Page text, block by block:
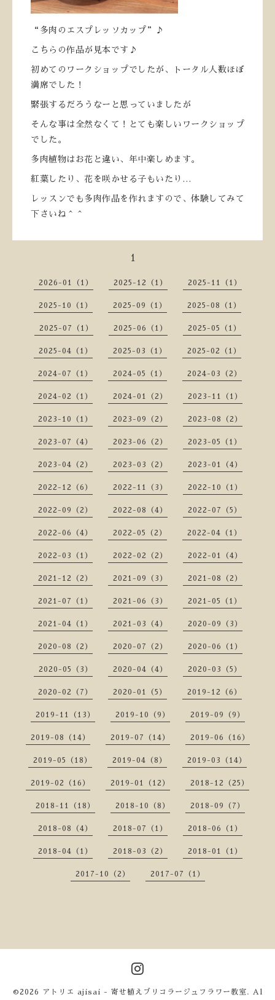
“多肉のエスプレッソカップ”♪
こちらの作品が見本です♪
初めてのワークショップでしたが、トータル人数ほぼ
満席でした！
緊張するだろうなーと思っていましたが
そんな事は全然なくて！とても楽しいワークショップ
でした。
多肉植物はお花と違い、年中楽しめます。
紅葉したり、花を咲かせる子もいたり…
レッスンでも多肉作品を作れますので、体験してみて
下さいね＾＾
1
2026-01（1） 2025-12（1） 2025-11（1）
2025-10（1） 2025-09（1） 2025-08（1）
2025-07（1） 2025-06（1） 2025-05（1）
2025-04（1） 2025-03（1） 2025-02（1）
2024-07（1） 2024-05（1） 2024-03（2）
2024-02（1） 2024-01（2） 2023-11（1）
2023-10（1） 2023-09（2） 2023-08（2）
2023-07（4） 2023-06（2） 2023-05（1）
2023-04（2） 2023-03（2） 2023-01（4）
2022-12（6） 2022-11（3） 2022-10（1）
2022-09（2） 2022-08（4） 2022-07（5）
2022-06（4） 2022-05（2） 2022-04（1）
2022-03（1） 2022-02（2） 2022-01（4）
2021-12（2） 2021-09（3） 2021-08（2）
2021-07（1） 2021-06（3） 2021-05（1）
2021-04（1） 2021-03（4） 2020-09（3）
2020-08（2） 2020-07（2） 2020-06（1）
2020-05（3） 2020-04（4） 2020-03（5）
2020-02（7） 2020-01（5） 2019-12（6）
2019-11（13） 2019-10（9） 2019-09（9）
2019-08（14） 2019-07（14） 2019-06（16）
2019-05（18） 2019-04（8） 2019-03（14）
2019-02（16） 2019-01（12） 2018-12（25）
2018-11（18） 2018-10（8） 2018-09（7）
2018-08（4） 2018-07（1） 2018-06（1）
2018-04（1） 2018-03（2） 2018-01（1）
2017-10（2） 2017-07（1）
©2026 アトリエ ajisai - 寄せ植えブリコラージュフラワー教室. Al